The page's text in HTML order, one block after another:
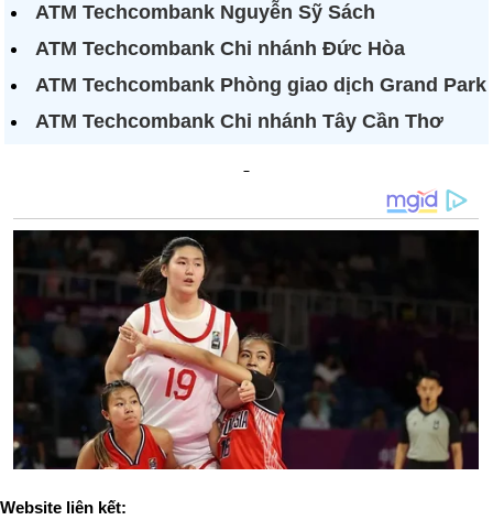
ATM Techcombank Nguyễn Sỹ Sách
ATM Techcombank Chi nhánh Đức Hòa
ATM Techcombank Phòng giao dịch Grand Park
ATM Techcombank Chi nhánh Tây Cần Thơ
Website liên kết: